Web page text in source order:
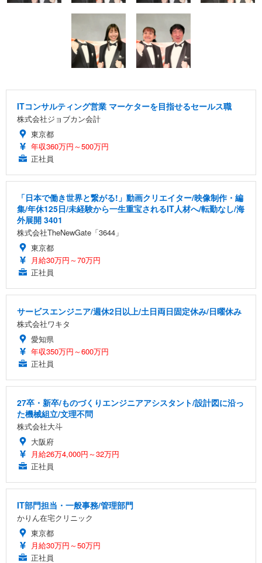
ITコンサルティング営業 マーケターを目指せるセールス職
株式会社ジョブカン会計
東京都
年収360万円～500万円
正社員
「日本で働き世界と繋がる!」動画クリエイター/映像制作・編
集/年休125日/未経験から一生重宝されるIT人材へ/転勤なし/海
外展開 3401
株式会社TheNewGate「3644」
東京都
月給30万円～70万円
正社員
サービスエンジニア/週休2日以上/土日両日固定休み/日曜休み
株式会社ワキタ
愛知県
年収350万円～600万円
正社員
27卒・新卒/ものづくりエンジニアアシスタント/設計図に沿っ
た機械組立/文理不問
株式会社大斗
大阪府
月給26万4,000円～32万円
正社員
IT部門担当・一般事務/管理部門
かりん在宅クリニック
東京都
月給30万円～50万円
正社員